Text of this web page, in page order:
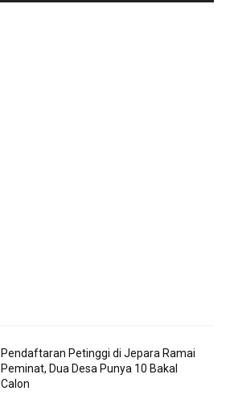
Pendaftaran Petinggi di Jepara Ramai
Peminat, Dua Desa Punya 10 Bakal
Calon